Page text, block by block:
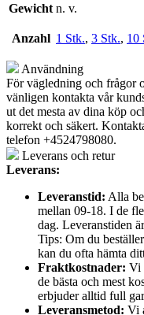
Gewicht n. v.
Anzahl 1 Stk., 3 Stk., 10
Användning
För vägledning och frågor
vänligen kontakta vår
ut det mesta av dina köp
korrekt och säkert.
telefon +4524798080.
Leverans och retur
Leverans:
Leveranstid: Alla
mellan 09-18. I de
dag. Leveranstiden
Tips: Om du
kan du ofta hämta
Fraktkostnader: Vi
de bästa och mest
erbjuder alltid full
Leveransmetod: Vi